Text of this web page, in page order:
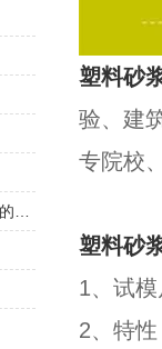
塑料砂
验、建
专院校
塑料砂
1、试
2、特